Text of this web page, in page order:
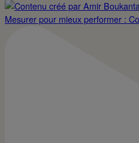
Mesurer pour mieux performer :